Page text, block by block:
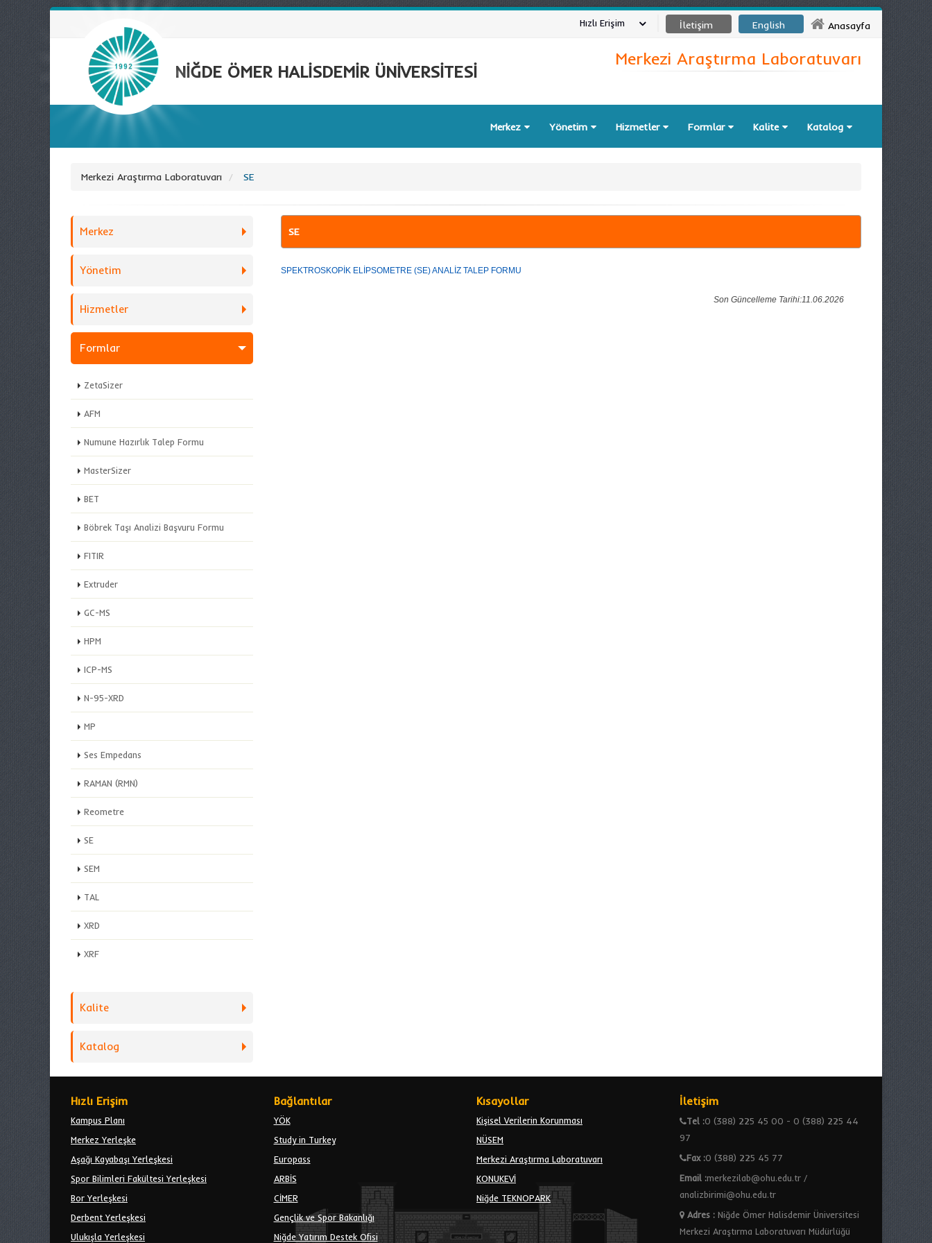
Anasayfa
English
İletişim
Hızlı Erişim
NİĞDE ÖMER HALİSDEMİR ÜNİVERSİTESİ
Merkezi Araştırma Laboratuvarı
Merkez Yönetim Hizmetler Formlar Kalite Katalog
Merkezi Araştırma Laboratuvarı SE
Merkez
Yönetim
Hizmetler
Formlar
ZetaSizer
AFM
Numune Hazırlık Talep Formu
MasterSizer
BET
Böbrek Taşı Analizi Başvuru Formu
FITIR
Extruder
GC-MS
HPM
ICP-MS
N-95-XRD
MP
Ses Empedans
RAMAN (RMN)
Reometre
SE
SEM
TAL
XRD
XRF
Kalite
Katalog
SE
SPEKTROSKOPİK ELİPSOMETRE (SE) ANALİZ TALEP FORMU
Son Güncelleme Tarihi:11.06.2026
Hızlı Erişim
Kampus Planı
Merkez Yerleşke
Aşağı Kayabaşı Yerleşkesi
Spor Bilimleri Fakültesi Yerleşkesi
Bor Yerleşkesi
Derbent Yerleşkesi
Ulukışla Yerleşkesi
Bağlantılar
YÖK
Study in Turkey
Europass
ARBİS
CİMER
Gençlik ve Spor Bakanlığı
Niğde Yatırım Destek Ofisi
Kısayollar
Kişisel Verilerin Korunması
NÜSEM
Merkezi Araştırma Laboratuvarı
KONUKEVİ
Niğde TEKNOPARK
İletişim
Tel :0 (388) 225 45 00 - 0 (388) 225 44
97
Fax :0 (388) 225 45 77
Email :merkezilab@ohu.edu.tr /
analizbirimi@ohu.edu.tr
Adres:Niğde Ömer Halisdemir Üniversitesi
Merkezi Araştırma Laboratuvarı Müdürlüğü